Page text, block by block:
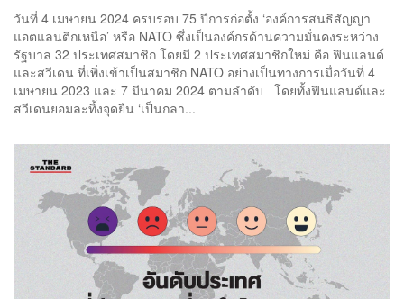
วันที่ 4 เมษายน 2024 ครบรอบ 75 ปีการก่อตั้ง ‘องค์การสนธิสัญญา
แอตแลนติกเหนือ’ หรือ NATO ซึ่งเป็นองค์กรด้านความมั่นคงระหว่าง
รัฐบาล 32 ประเทศสมาชิก โดยมี 2 ประเทศสมาชิกใหม่ คือ ฟินแลนด์
และสวีเดน ที่เพิ่งเข้าเป็นสมาชิก NATO อย่างเป็นทางการเมื่อวันที่ 4
เมษายน 2023 และ 7 มีนาคม 2024 ตามลำดับ โดยทั้งฟินแลนด์และ
สวีเดนยอมละทิ้งจุดยืน ‘เป็นกลา...